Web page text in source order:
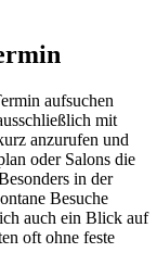
aufsuchen
mit
anzurufen und
oder Salons die
in der
Besuche
auch ein Blick auf
oft ohne feste